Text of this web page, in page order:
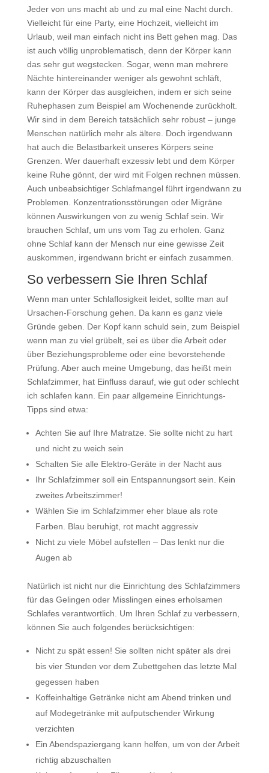
Jeder von uns macht ab und zu mal eine Nacht durch.
Vielleicht für eine Party, eine Hochzeit, vielleicht im
Urlaub, weil man einfach nicht ins Bett gehen mag. Das
ist auch völlig unproblematisch, denn der Körper kann
das sehr gut wegstecken. Sogar, wenn man mehrere
Nächte hintereinander weniger als gewohnt schläft,
kann der Körper das ausgleichen, indem er sich seine
Ruhephasen zum Beispiel am Wochenende zurückholt.
Wir sind in dem Bereich tatsächlich sehr robust – junge
Menschen natürlich mehr als ältere. Doch irgendwann
hat auch die Belastbarkeit unseres Körpers seine
Grenzen. Wer dauerhaft exzessiv lebt und dem Körper
keine Ruhe gönnt, der wird mit Folgen rechnen müssen.
Auch unbeabsichtiger Schlafmangel führt irgendwann zu
Problemen. Konzentrationsstörungen oder Migräne
können Auswirkungen von zu wenig Schlaf sein. Wir
brauchen Schlaf, um uns vom Tag zu erholen. Ganz
ohne Schlaf kann der Mensch nur eine gewisse Zeit
auskommen, irgendwann bricht er einfach zusammen.
So verbessern Sie Ihren Schlaf
Wenn man unter Schlaflosigkeit leidet, sollte man auf
Ursachen-Forschung gehen. Da kann es ganz viele
Gründe geben. Der Kopf kann schuld sein, zum Beispiel
wenn man zu viel grübelt, sei es über die Arbeit oder
über Beziehungsprobleme oder eine bevorstehende
Prüfung. Aber auch meine Umgebung, das heißt mein
Schlafzimmer, hat Einfluss darauf, wie gut oder schlecht
ich schlafen kann. Ein paar allgemeine Einrichtungs-
Tipps sind etwa:
Achten Sie auf Ihre Matratze. Sie sollte nicht zu hart
und nicht zu weich sein
Schalten Sie alle Elektro-Geräte in der Nacht aus
Ihr Schlafzimmer soll ein Entspannungsort sein. Kein
zweites Arbeitszimmer!
Wählen Sie im Schlafzimmer eher blaue als rote
Farben. Blau beruhigt, rot macht aggressiv
Nicht zu viele Möbel aufstellen – Das lenkt nur die
Augen ab
Natürlich ist nicht nur die Einrichtung des Schlafzimmers
für das Gelingen oder Misslingen eines erholsamen
Schlafes verantwortlich. Um Ihren Schlaf zu verbessern,
können Sie auch folgendes berücksichtigen:
Nicht zu spät essen! Sie sollten nicht später als drei
bis vier Stunden vor dem Zubettgehen das letzte Mal
gegessen haben
Koffeinhaltige Getränke nicht am Abend trinken und
auf Modegetränke mit aufputschender Wirkung
verzichten
Ein Abendspaziergang kann helfen, um von der Arbeit
richtig abzuschalten